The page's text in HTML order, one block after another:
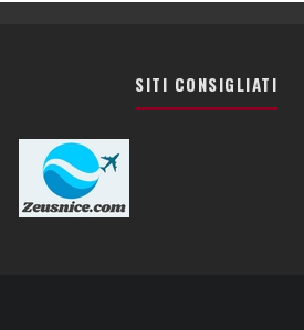
SITI CONSIGLIATI